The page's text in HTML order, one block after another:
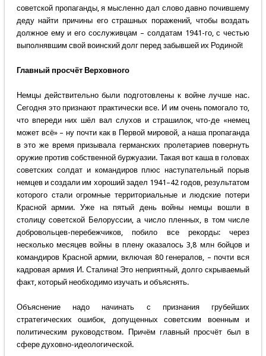
советской пропаганды, я мысленно дал слово давно почившему
деду найти причины его страшных поражений, чтобы воздать
должное ему и его сослуживцам – солдатам 1941-го, с честью
выполнявшим свой воинский долг перед забывшей их Родиной!
Главный просчёт Верховного
Немцы действительно были подготовлены к войне лучше нас.
Сегодня это признают практически все. И им очень помогало то,
что впереди них шёл вал слухов и страшилок, что-де «немец
может всё» – ну почти как в Первой мировой, а наша пропаганда
в это же время призывала германских пролетариев повернуть
оружие против собственной буржуазии. Такая вот каша в головах
советских солдат и командиров плюс наступательный порыв
немцев и создали им хороший задел 1941–42 годов, результатом
которого стали огромные территориальные и людские потери
Красной армии. Уже на пятый день войны немцы вошли в
столицу советской Белоруссии, а число пленных, в том числе
добровольцев-перебежчиков, побило все рекорды: через
несколько месяцев войны в плену оказалось 3,8 млн бойцов и
командиров Красной армии, включая 80 генералов, – почти вся
кадровая армия И. Сталина! Это неприятный, долго скрываемый
факт, который необходимо изучать и объяснять.
Объяснение надо начинать с признания грубейших
стратегических ошибок, допущенных советским военным и
политическим руководством. Причём главный просчёт был в
сфере духовно-идеологической.